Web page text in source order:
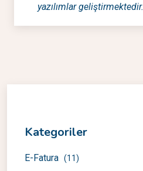
yazılımlar geliştirmektedir.
Kategoriler
E-Fatura (11)